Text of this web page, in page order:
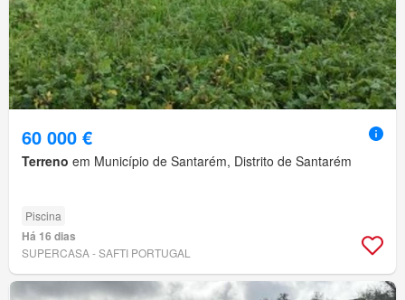
60 000 €
Terreno em Município de Santarém, Distrito de Santarém
Piscina
Há 16 dias
SUPERCASA - SAFTI PORTUGAL